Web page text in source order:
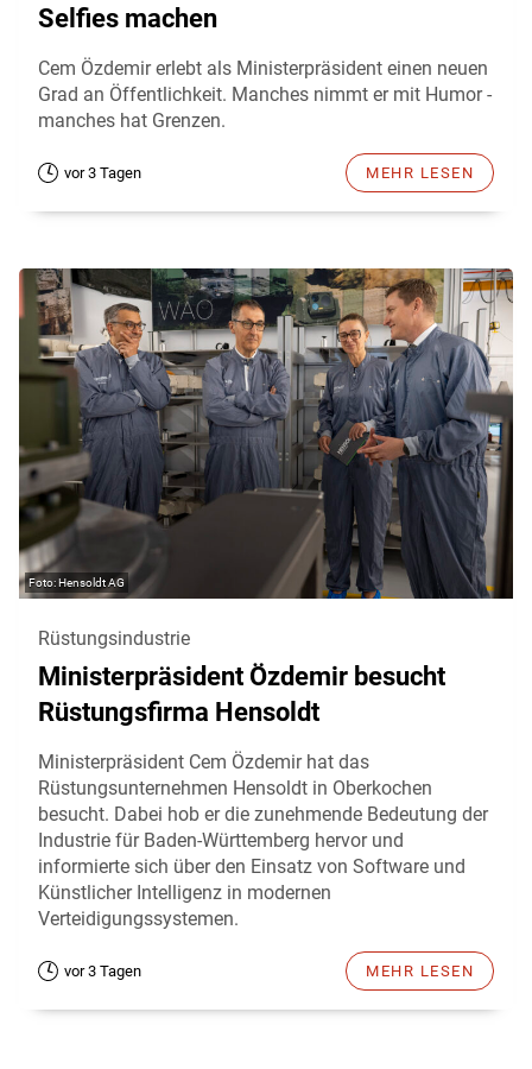
Selfies machen
Cem Özdemir erlebt als Ministerpräsident einen neuen
Grad an Öffentlichkeit. Manches nimmt er mit Humor -
manches hat Grenzen.
vor 3 Tagen MEHR LESEN
Hensoldt AG
Rüstungsindustrie
Ministerpräsident Özdemir besucht
Rüstungsfirma Hensoldt
Ministerpräsident Cem Özdemir hat das
Rüstungsunternehmen Hensoldt in Oberkochen
besucht. Dabei hob er die zunehmende Bedeutung der
Industrie für Baden-Württemberg hervor und
informierte sich über den Einsatz von Software und
Künstlicher Intelligenz in modernen
Verteidigungssystemen.
vor 3 Tagen MEHR LESEN